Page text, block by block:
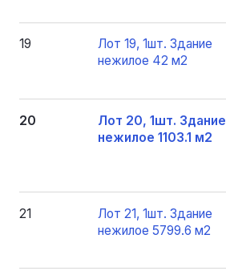
19
Лот 19, 1шт. Здание
нежилое 42 м2
20
Лот 20, 1шт. Здание
нежилое 1103.1 м2
21
Лот 21, 1шт. Здание
нежилое 5799.6 м2